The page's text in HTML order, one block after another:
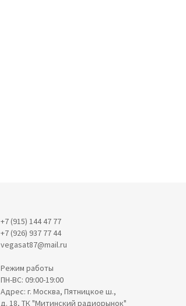
+7 (915) 144 47 77
+7 (926) 937 77 44
vegasat87@mail.ru
Режим работы
ПН-ВС: 09:00-19:00
Адрес: г. Москва, Пятницкое ш.,
д. 18, ТК "Митинский радиорынок"